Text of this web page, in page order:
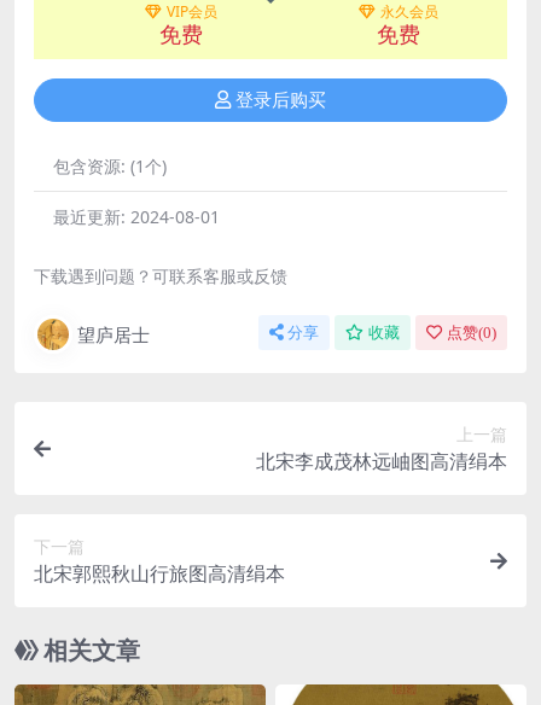
VIP会员
免费
永久会员
免费
登录后购买
包含资源: (1个)
最近更新: 2024-08-01
下载遇到问题？可联系客服或反馈
望庐居士 分享 收藏 点赞(0)
上一篇
北宋李成茂林远岫图高清绢本
下一篇
北宋郭熙秋山行旅图高清绢本
相关文章